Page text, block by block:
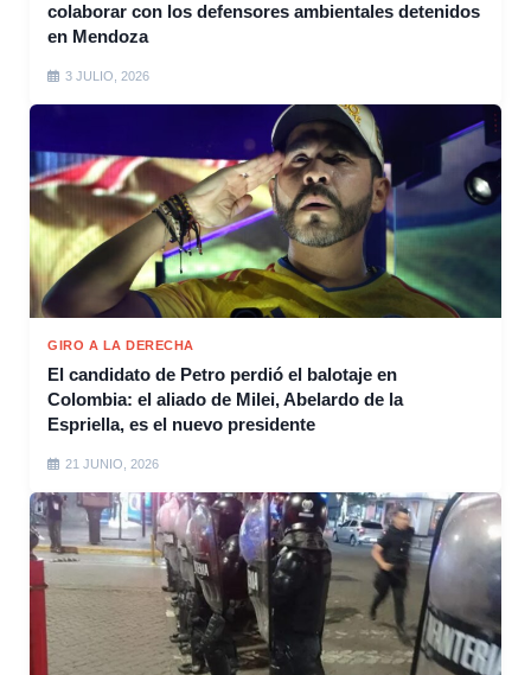
colaborar con los defensores ambientales detenidos
en Mendoza
3 JULIO, 2026
GIRO A LA DERECHA
El candidato de Petro perdió el balotaje en
Colombia: el aliado de Milei, Abelardo de la
Espriella, es el nuevo presidente
21 JUNIO, 2026